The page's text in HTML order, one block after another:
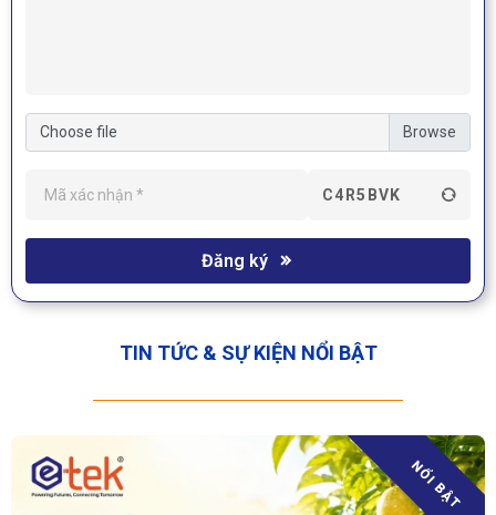
Choose file
C4R5BVK
Đăng ký
TIN TỨC & SỰ KIỆN NỔI BẬT
NỔI BẬT